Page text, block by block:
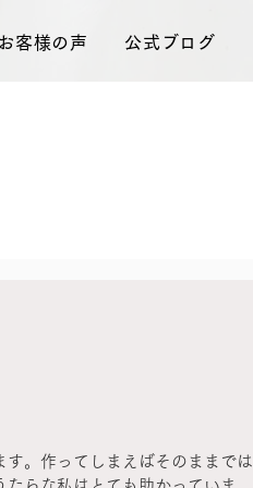
客様の声 公式ブログ
。作ってしまえばそのままでは